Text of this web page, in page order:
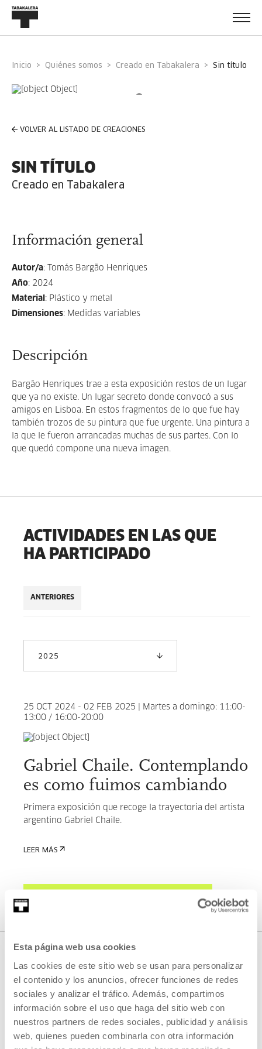
Esta página web usa cookies
Las cookies de este sitio web se usan para personalizar
el contenido y los anuncios, ofrecer funciones de redes
sociales y analizar el tráfico. Además, compartimos
información sobre el uso que haga del sitio web con
nuestros partners de redes sociales, publicidad y análisis
web, quienes pueden combinarla con otra información
Inicio Quiénes somos Creado en Tabakalera sin título
VOLVER AL LISTADO DE CREACIONES
SIN TÍTULO
Creado en Tabakalera
Información general
Autor/a:
Tomás Bargão Henriques
Año: 2024
Material : Plástico y metal
Dimensiones: Medidas variables
Descripción
Bargão Henriques trae a esta exposición restos de un lugar
que ya no existe. Un lugar secreto donde convocó a sus
amigos en Lisboa. En estos fragmentos de lo que fue hay
también trozos de su pintura que fue urgente. Una pintura a
la que le fueron arrancadas muchas de sus partes. Con lo
que quedó compone una nueva imagen.
ACTIVIDADES EN LAS QUE
HA PARTICIPADO
ANTERIORES
2025
25 OCT 2024 - 02 FEB 2025 | Martes a domingo: 11:00-
13:00 / 16:00-20:00
Gabriel Chaile. Contemplando
es como fuimos cambiando
Primera exposición que recoge la trayectoria del artista
argentino Gabriel Chaile.
LEER MÁS
SOBRE...